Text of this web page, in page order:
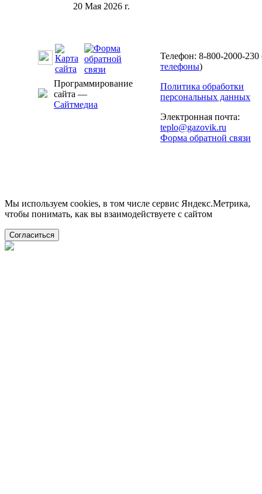
20 Мая 2026 г.
Программирование
сайта —
Сайтмедиа
Телефон: 8-800-2000-230
телефоны)
Политика обработки
персональных данных
Электронная почта:
teplo@gazovik.ru
Форма обратной связи
Мы используем cookies, в том числе сервис Яндекс.Метрика,
чтобы понимать, как вы взаимодействуете с сайтом
Согласиться